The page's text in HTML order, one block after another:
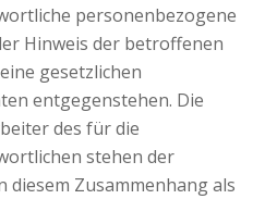
personenbezogene
Hinweis der betroffenen
gesetzlichen
entgegenstehen. Die
des für die
stehen der
Zusammenhang als